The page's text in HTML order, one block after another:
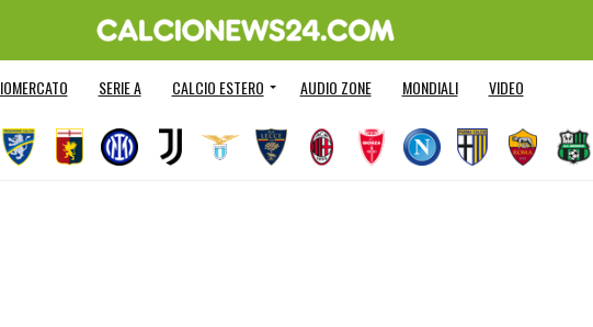
SERIE A CALCIO ESTERO AUDIO ZONE MONDIALI VIDEO